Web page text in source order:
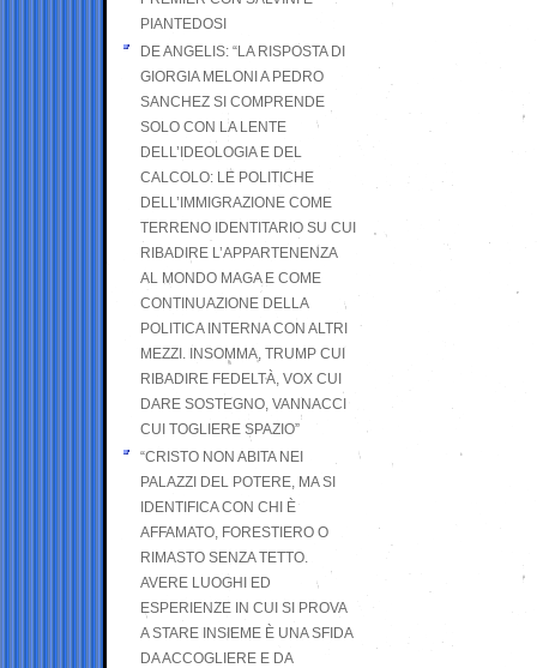
PIANTEDOSI
DE ANGELIS: “LA RISPOSTA DI
GIORGIA MELONI A PEDRO
SANCHEZ SI COMPRENDE
SOLO CON LA LENTE
DELL’IDEOLOGIA E DEL
CALCOLO: LE POLITICHE
DELL’IMMIGRAZIONE COME
TERRENO IDENTITARIO SU CUI
RIBADIRE L’APPARTENENZA
AL MONDO MAGA E COME
CONTINUAZIONE DELLA
POLITICA INTERNA CON ALTRI
MEZZI. INSOMMA, TRUMP CUI
RIBADIRE FEDELTÀ, VOX CUI
DARE SOSTEGNO, VANNACCI
CUI TOGLIERE SPAZIO”
“CRISTO NON ABITA NEI
PALAZZI DEL POTERE, MA SI
IDENTIFICA CON CHI È
AFFAMATO, FORESTIERO O
RIMASTO SENZA TETTO.
AVERE LUOGHI ED
ESPERIENZE IN CUI SI PROVA
A STARE INSIEME È UNA SFIDA
DA ACCOGLIERE E DA